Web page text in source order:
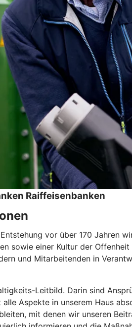
Raiffeisenbanken
vor über 170 Jahren
sowie einer Kultur der
und Mitarbeitenden in
Leitbild. Darin sind
Aspekte in unserem Haus
mit denen wir unseren